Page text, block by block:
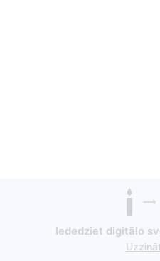
Iededziet digitālo